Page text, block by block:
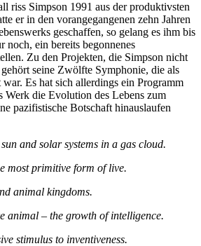
riss Simpson 1991 aus der produktivsten
er in den vorangegangenen zehn Jahren
geschaffen, so gelang es ihm bis
noch, ein bereits begonnenes
Zu den Projekten, die Simpson nicht
seine Zwölfte Symphonie, die als
Es hat sich allerdings ein Programm
Werk die Evolution des Lebens zum
pazifistische Botschaft hinauslaufen
and solar systems in a gas cloud.
most primitive form of live.
animal kingdoms.
animal – the growth of intelligence.
stimulus to inventiveness.